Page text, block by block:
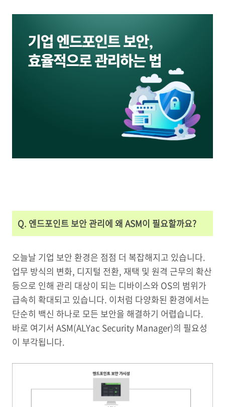
Q. 엔드포인트 보안 관리에 왜 ASM이 필요할까요?
오늘날 기업 보안 환경은 점점 더 복잡해지고 있습니다.
업무 방식의 변화, 디지털 전환, 재택 및 원격 근무의 확산
등으로 인해 관리 대상이 되는 디바이스와 OS의 범위가
급속히 확대되고 있습니다. 이처럼 다양화된 환경에서는
단순히 백신 하나로 모든 보안을 해결하기 어렵습니다.
바로 여기서 ASM(ALYac Security Manager)의 필요성
이 부각됩니다.